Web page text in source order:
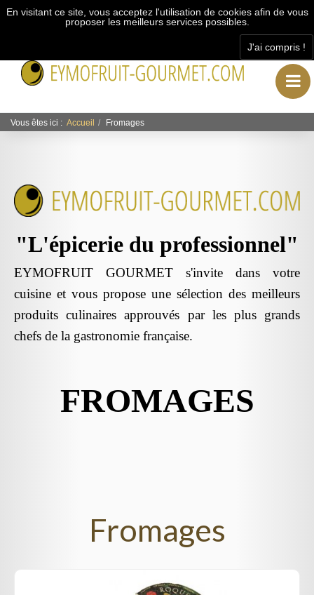
En visitant ce site, vous acceptez l'utilisation de cookies afin de vous
proposer les meilleurs services possibles.
J'ai compris !
Vous êtes ici : Accueil Fromages
"L'épicerie du professionnel"
EYMOFRUIT GOURMET s'invite dans votre
cuisine et vous propose une sélection des meilleurs
produits culinaires approuvés par les plus grands
chefs de la gastronomie française.
FROMAGES
Fromages